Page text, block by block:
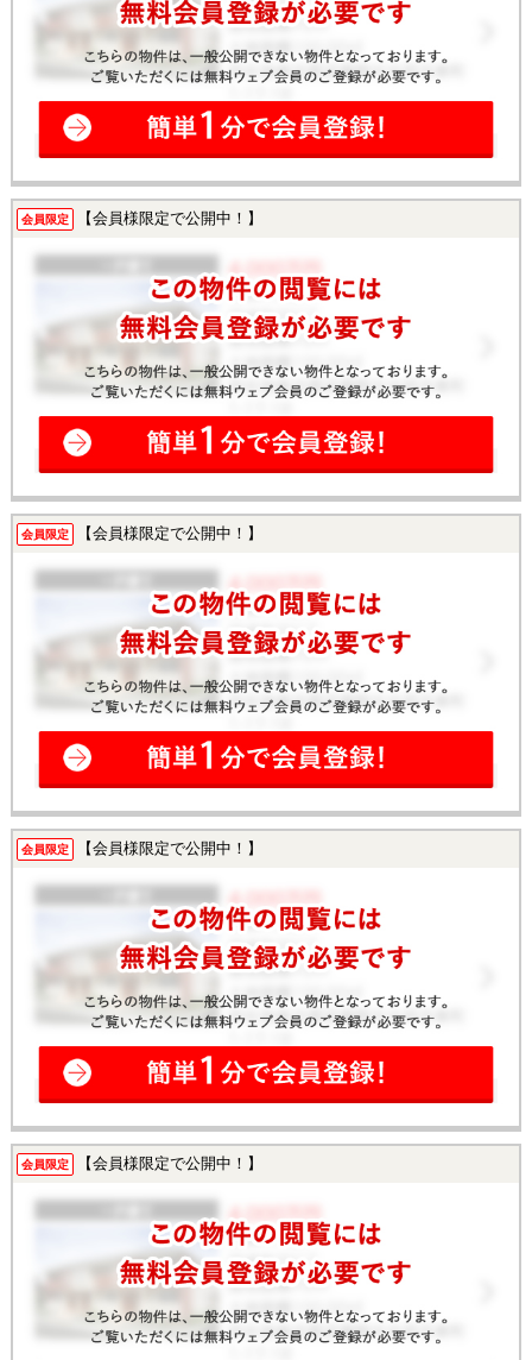
会員限定 【会員様限定で公開中！】
会員限定 【会員様限定で公開中！】
会員限定 【会員様限定で公開中！】
会員限定 【会員様限定で公開中！】